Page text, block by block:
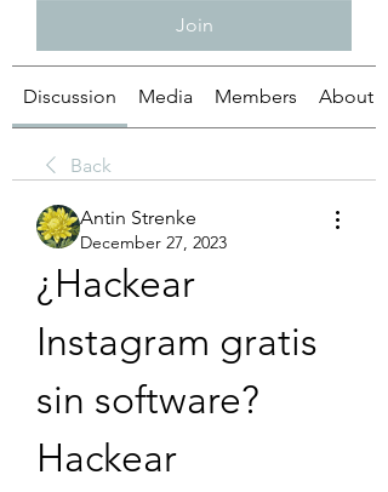
Join
Discussion Media Members About
Back
Antin Strenke
December 27, 2023
¿Hackear
Instagram gratis
sin software?
Hackear